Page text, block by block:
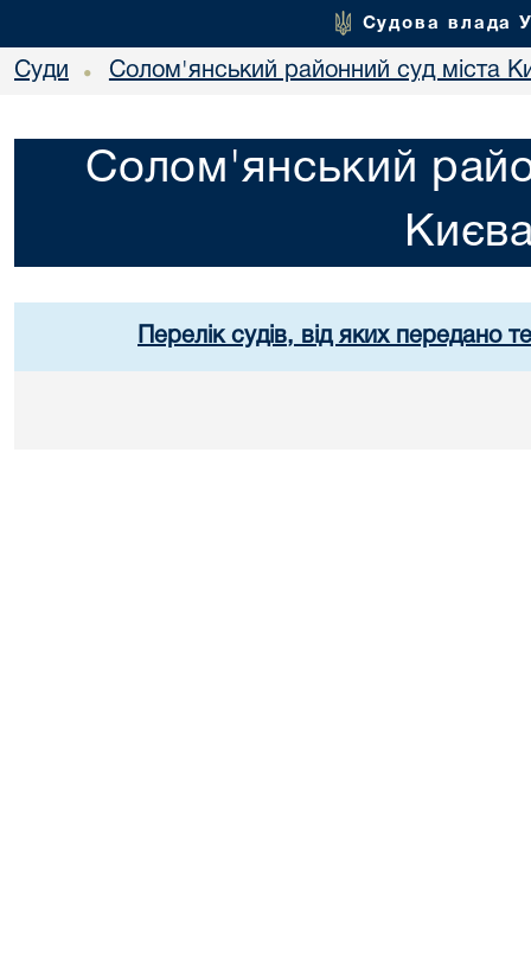
Судова влада
Суди • Солом'янський районний суд міста
Солом'янський
Перелік судів, від яких передано